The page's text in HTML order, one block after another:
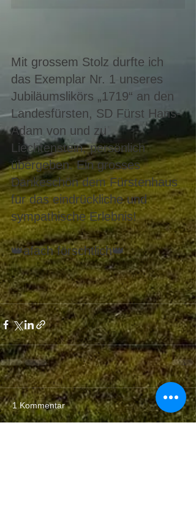
Mit grossem Stolz durfte ich
das Exemplar Nr. 1 unseres
Jubiläumslikörs „1719“ an den
Landesfürsten, SD Fürst Hans-
Adam von und zu
Liechtenstein, persönlich
übergeben. Ein grosses
Dankeschön dem Fürstenhaus
für das eindrückliche und
sympathische Erlebnis!
👑afach förschtlich👑
1 Kommentar